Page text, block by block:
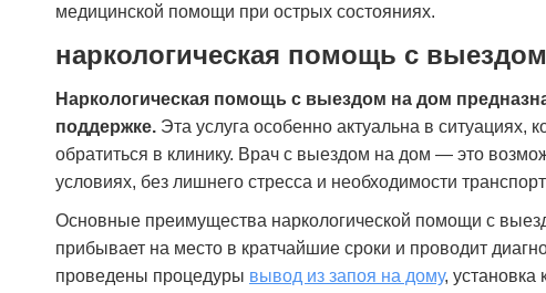
медицинской помощи при острых состояниях.
наркологическая помощь с
Наркологическая помощь с выездом на дом
поддержке. Эта услуга особенно актуальна в ситуациях,
обратиться в клинику. Врач с выездом на дом — это
условиях, без лишнего стресса и необходимости
Основные преимущества наркологической помощи с
прибывает на место в кратчайшие сроки и проводит
проведены процедуры вывод из запоя на дому,